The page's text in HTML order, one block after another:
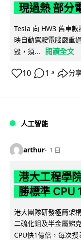
現過熱 部分
Tesla 向 HW3 舊車
映自動駕駛電腦嚴重
毀，須...
閱讀全文
10 1 ↗ 分
人工智能
arthur 1 日
港大工程學
勝標準 CPU
港大團隊研發極簡架
二硫化鉬及半金屬銻
CPU快1億倍，每次搜